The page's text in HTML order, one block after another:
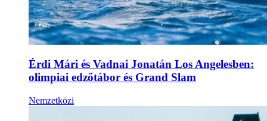
Érdi Mári és Vadnai Jonatán Los Angelesben:
olimpiai edzőtábor és Grand Slam
Nemzetközi